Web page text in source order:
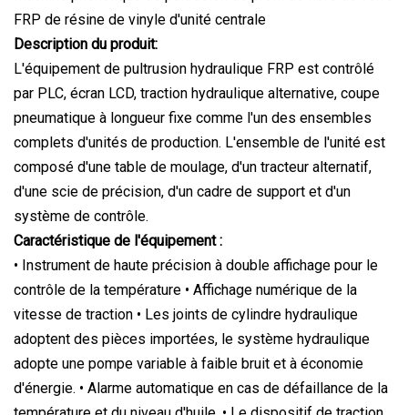
FRP de résine de vinyle d'unité centrale
Description du produit:
L'équipement de pultrusion hydraulique FRP est contrôlé
par PLC, écran LCD, traction hydraulique alternative, coupe
pneumatique à longueur fixe comme l'un des ensembles
complets d'unités de production. L'ensemble de l'unité est
composé d'une table de moulage, d'un tracteur alternatif,
d'une scie de précision, d'un cadre de support et d'un
système de contrôle.
Caractéristique de l'équipement :
• Instrument de haute précision à double affichage pour le
contrôle de la température • Affichage numérique de la
vitesse de traction • Les joints de cylindre hydraulique
adoptent des pièces importées, le système hydraulique
adopte une pompe variable à faible bruit et à économie
d'énergie. • Alarme automatique en cas de défaillance de la